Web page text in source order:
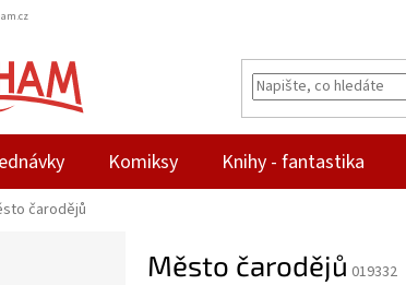
Komiksy Knihy - fantastika
čarodějů
Město čarodějů 019332